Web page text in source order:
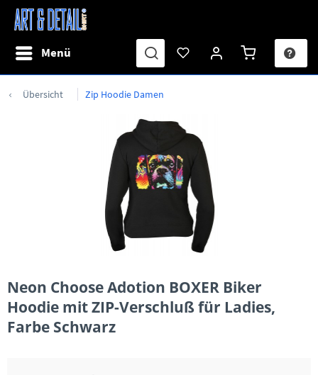
Menü
Übersicht Zip Hoodie Damen
Neon Choose Adotion BOXER Biker
Hoodie mit ZIP-Verschluß für Ladies,
Farbe Schwarz